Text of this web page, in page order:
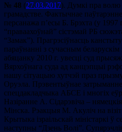
№ 48 (27.03.2017). Думкі пра волю
грамадстве. Фактычнае
персанажа п’есы Б. Брэхта (у 1997
“праваахоўнай” сістэмай РБ
“Замак”). Прагрэсіўнасць
параўнанні з сучасным
абяцанку 2010 г. увесці суд
Вярхоўнага суда ад канцэпцыі
нашу сітуацыю хутчэй праз
Оруэла. Прэвентыўнае затрыманне
спецдакладчыка АБСЕ і многіх
Назіранне А. Сідарэвіча –
Мінска. Рэакцыя М. Акуліч на
Крытыка ізраільскай міністаркі ў
наступны “Дзень Волі”.